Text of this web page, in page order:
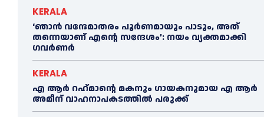
KERALA
‘ഞാൻ വന്ദേമാതരം പൂര്‍ണമായും പാടും, അത്
തന്നെയാണ് എന്റെ സന്ദേശം’: നയം വ്യക്തമാക്കി
ഗവര്‍ണര്‍
KERALA
എ ആര്‍ റഹ്‌മാന്റെ മകനും ഗായകനുമായ എ ആര്‍
അമീന് വാഹനാപകടത്തില്‍ പരുക്ക്